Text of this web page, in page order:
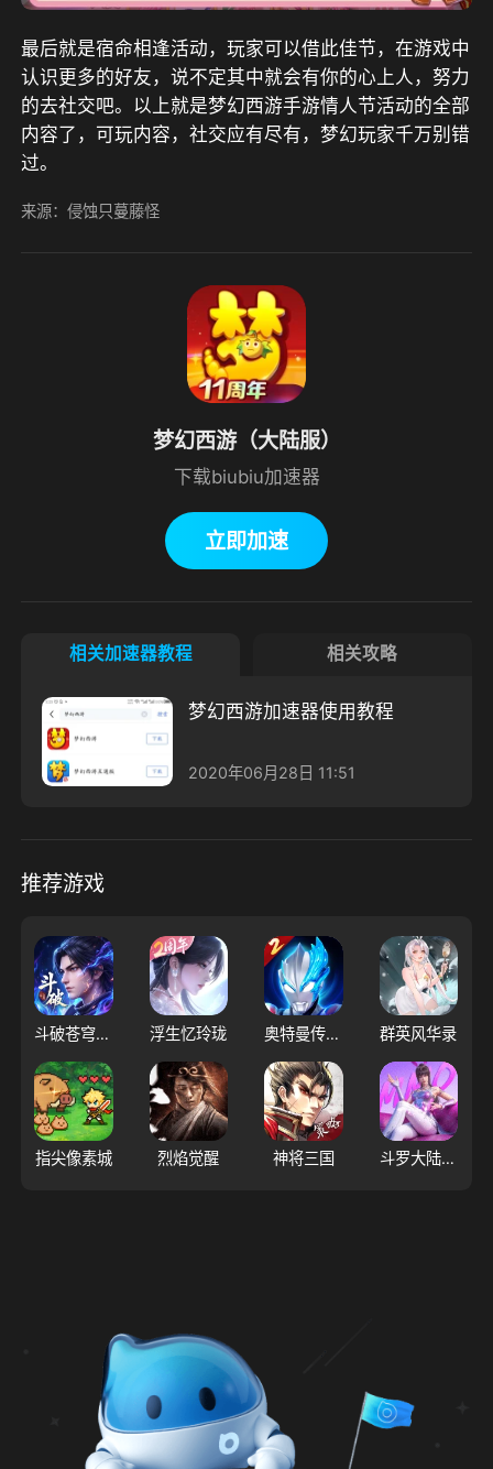
最后就是宿命相逢活动，玩家可以借此佳节，在游戏中
认识更多的好友，说不定其中就会有你的心上人，努力
的去社交吧。以上就是梦幻西游手游情人节活动的全部
内容了，可玩内容，社交应有尽有，梦幻玩家千万别错
过。
来源：侵蚀只蔓藤怪
梦幻西游（大陆服）
下载biubiu加速器
立即加速
相关加速器教程 相关攻略
梦幻西游加速器使用教程
2020年06月28日 11:51
推荐游戏
斗破苍穹：三年之约 浮生忆玲珑 奥特曼传奇英雄2 群英风华录
指尖像素城 烈焰觉醒 神将三国 斗罗大陆：猎魂世界